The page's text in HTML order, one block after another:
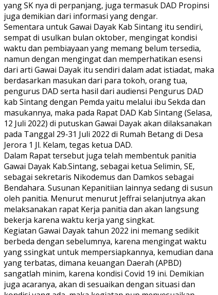
yang SK nya di perpanjang, juga termasuk DAD Propinsi
juga demikian dari informasi yang dengar.
Sementara untuk Gawai Dayak Kab Sintang itu sendiri,
sempat di usulkan bulan oktober, mengingat kondisi
waktu dan pembiayaan yang memang belum tersedia,
namun dengan mengingat dan memperhatikan esensi
dari arti Gawai Dayak itu sendiri dalam adat istiadat, maka
berdasarkan masukan dari para tokoh, orang tua,
pengurus DAD serta hasil dari audiensi Pengurus DAD
kab Sintang dengan Pemda yaitu melalui ibu Sekda dan
masukannya, maka pada Rapat DAD Kab Sintang (Selasa,
12 Juli 2022) di putuskan Gawai Dayak akan dilaksanakan
pada Tanggal 29-31 Juli 2022 di Rumah Betang di Desa
Jerora 1 Jl. Kelam, tegas ketua DAD.
Dalam Rapat tersebut juga telah membentuk panitia
Gawai Dayak Kab.Sintang, sebagai ketua Selimin, SE,
sebagai sekretaris Nikodemus dan Damkos sebagai
Bendahara. Susunan Kepanitiian lainnya sedang di susun
oleh panitia. Menurut menurut Jeffrai selanjutnya akan
melaksanakan rapat Kerja panitia dan akan langsung
bekerja karena waktu kerja yang singkat.
Kegiatan Gawai Dayak tahun 2022 ini memang sedikit
berbeda dengan sebelumnya, karena mengingat waktu
yang ssingkat untuk mempersiapkannya, kemudian dana
yang terbatas, dimana keuangan Daerah (APBD)
sangatlah minim, karena kondisi Covid 19 ini. Demikian
juga acaranya, akan di sesuaikan dengan situasi dan